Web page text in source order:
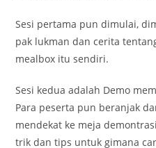
Sesi pertama pun dimulai,
pak lukman dan cerita
mealbox itu sendiri.
Sesi kedua adalah Demo
Para peserta pun beranjak
mendekat ke meja
trik dan tips untuk gimana